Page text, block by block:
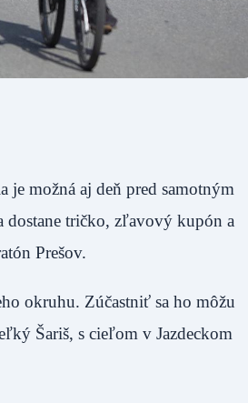
je možná aj deň pred samotným
dostane tričko, zľavový kupón a
Prešov.
okruhu. Zúčastniť sa ho môžu
Šariš, s cieľom v Jazdeckom